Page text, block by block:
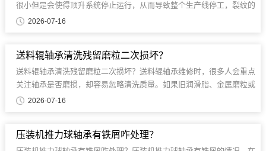
很小但是会使得顶升系统停止运行，从而导致整个生产线停工，裂纹的
产生主要是由于疲劳载荷、安装误差和润滑不良等原因造成的。...
2026-07-16
送料辊轴承清洗残留磨粒二次损坏？
送料辊轴承清洗残留磨粒二次损坏？送料辊轴承维修时，很多人会重点
关注轴承是否磨损，却容易忽略清洗质量。如果旧润滑脂、金属磨粒或
细小杂质没有彻底清除，重新装配后......
2026-07-16
压装机推力球轴承有铁屑咋处理？